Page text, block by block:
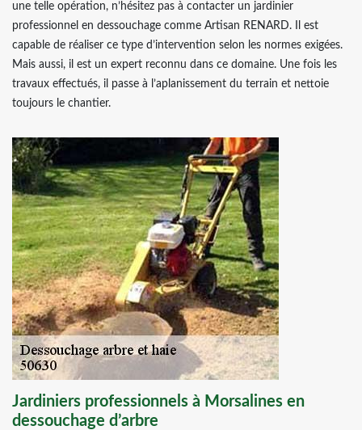
une telle opération, n’hésitez pas à contacter un jardinier
professionnel en dessouchage comme Artisan RENARD. Il est
capable de réaliser ce type d’intervention selon les normes exigées.
Mais aussi, il est un expert reconnu dans ce domaine. Une fois les
travaux effectués, il passe à l’aplanissement du terrain et nettoie
toujours le chantier.
Jardiniers professionnels à Morsalines en
dessouchage d’arbre